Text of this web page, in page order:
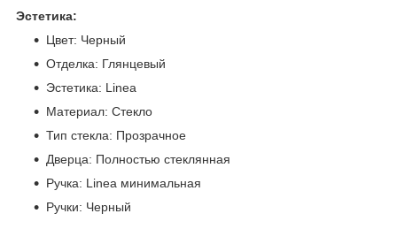
Эстетика:
Цвет: Черный
Отделка: Глянцевый
Эстетика: Linea
Материал: Стекло
Тип стекла: Прозрачное
Дверца: Полностью стеклянная
Ручка: Linea минимальная
Ручки: Черный